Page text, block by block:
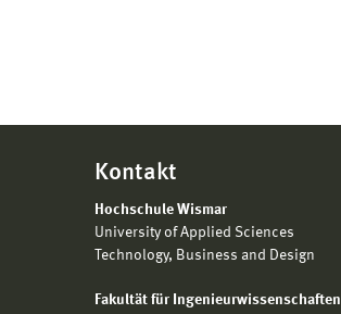
Kontakt
Hochschule Wismar
University of Applied Sciences
Technology, Business and Design
Fakultät für Ingenieurwissenschaften